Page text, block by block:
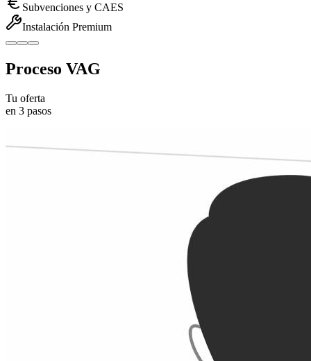
Subvenciones y CAES
Instalación Premium
Proceso VAG
Tu oferta
en 3 pasos